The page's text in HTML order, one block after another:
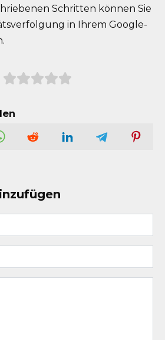
Schritten können Sie
in Ihrem Google-